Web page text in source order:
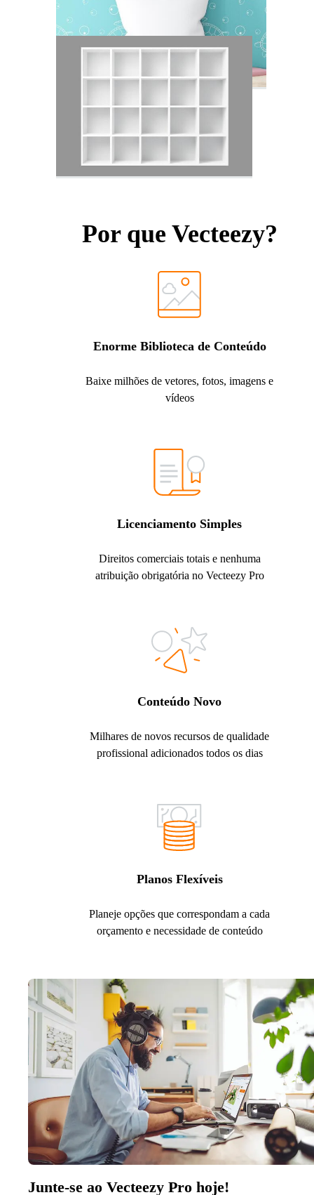
Por que Vecteezy?
Enorme Biblioteca de Conteúdo
Baixe milhões de vetores, fotos, imagens e
vídeos
Licenciamento Simples
Direitos comerciais totais e nenhuma
atribuição obrigatória no Vecteezy Pro
Conteúdo Novo
Milhares de novos recursos de qualidade
profissional adicionados todos os dias
Planos Flexíveis
Planeje opções que correspondam a cada
orçamento e necessidade de conteúdo
Junte-se ao Vecteezy Pro hoje!